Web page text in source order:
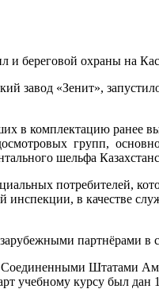
и береговой охраны на
завод «Зенит»,
в комплектацию ранее
групп,
шельфа
потребителей,
в качестве
партнёрами в
Штатами
учебному курсу был дан